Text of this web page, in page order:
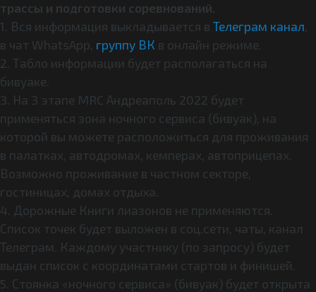
трассы и подготовки соревнований.
1. Вся информация выкладывается в Телеграм канал,
в чат WhatsApp, группу ВК в онлайн режиме.
2. Табло информации будет располагаться на
бивуаке.
3. На 3 этапе MRC Андреаполь 2022 будет
применяться зона ночного сервиса (бивуак), на
которой вы можете расположиться для проживания
в палатках, автодромах, кемперах, автоприцепах.
Возможно проживание в частном секторе,
гостиницах, домах отдыха.
4. Дорожные Книги лиазонов не применяются.
Список точек будет выложен в соц.сети, чаты, канал
Телеграм. Каждому участнику (по запросу) будет
выдан список с координатами стартов и финишей.
5. Стоянка «ночного сервиса» (бивуак) будет открыта